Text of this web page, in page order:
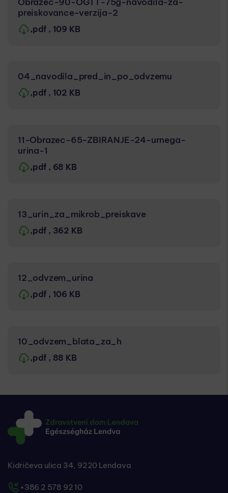
preiskovance-verzija-2
,pdf , 109 KB
04_navodila_pred_in_po_odvzemu
,pdf , 102 KB
11-Obrazec-65-ZBIRANJE-24-urnega-
urina-1
,pdf , 68 KB
13_urin_za_mikrob_preiskave
,pdf , 362 KB
12_odvzem_urina
,pdf , 106 KB
10_odvzem_blata_za_h
,pdf , 88 KB
Kidričeva ulica 34, 9220 Lendava
+386 2 578 92 10